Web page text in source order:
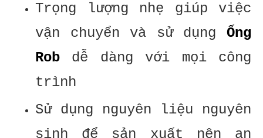
Trọng lượng nhẹ giúp việc
vận chuyển và sử dụng Ống
Rob dễ dàng với mọi công
trình
Sử dụng nguyên liệu nguyên
sinh để sản xuất nên an